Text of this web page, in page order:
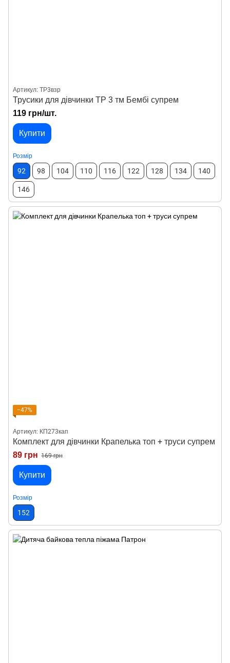
Артикул: ТР3взр
Трусики для дівчинки ТР 3 тм Бембі супрем
119 грн/шт.
Купити
Розмір
92 98 104 110 116 122 128 134 140
146
−47%
Артикул: КП273кап
Комплект для дівчинки Крапелька топ + труси супрем
89 грн 169 грн
Купити
Розмір
152